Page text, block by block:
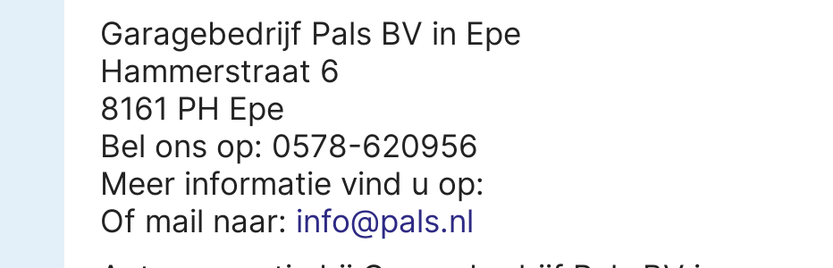
Garagebedrijf Pals BV in Epe
Hammerstraat 6
8161 PH Epe
Bel ons op: 0578-620956
Meer informatie vind u op:
Of mail naar: info@pals.nl